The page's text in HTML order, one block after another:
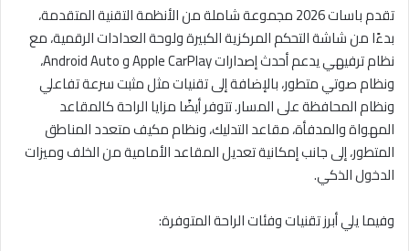
تقدم باسات 2026 مجموعة شاملة من الأنظمة التقنية المتقدمة،
بدءًا من شاشة التحكم المركزية الكبيرة ولوحة العدادات الرقمية، مع
نظام ترفيهي يدعم أحدث إصدارات Apple CarPlay و Android Auto،
ونظام صوتي متطور، بالإضافة إلى تقنيات مثل مثبت سرعة تفاعلي
ونظام المحافظة على المسار. تتوفر أيضًا مزايا الراحة كالمقاعد
المهواة والمدفأة، مقاعد التدليك، ونظام مكيف متعدد المناطق
المتطور، إلى جانب إمكانية تعديل المقاعد الأمامية من الخلف وميزات
الدخول الذكي.
وفيما يلي أبرز تقنيات وفئات الراحة المتوفرة: